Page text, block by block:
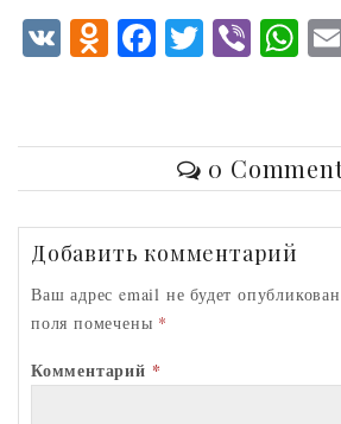
V O
o
kl
as
sn
ik
i
F
o
o
k
T
er
V W
A
p
p
0
Добавить комментарий
Ваш адрес email не будет
поля помечены *
Комментарий *